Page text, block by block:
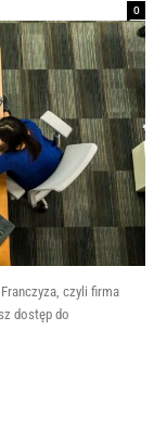
0
czyli firma
dostęp do